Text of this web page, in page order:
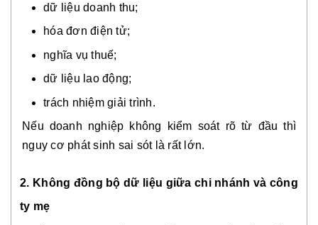
dữ liệu doanh thu;
hóa đơn điện tử;
nghĩa vụ thuế;
dữ liệu lao động;
trách nhiệm giải trình.
Nếu doanh nghiệp không kiểm soát rõ từ đầu thì
nguy cơ phát sinh sai sót là rất lớn.
2. Không đồng bộ dữ liệu giữa chi nhánh và công
ty mẹ